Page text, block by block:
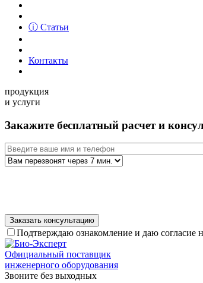
ⓘ Статьи
Контакты
продукция
и услуги
Закажите бесплатный расчет и
Подтверждаю ознакомление и даю согласие
Официальный поставщик
инженерного оборудования
Звоните без выходных